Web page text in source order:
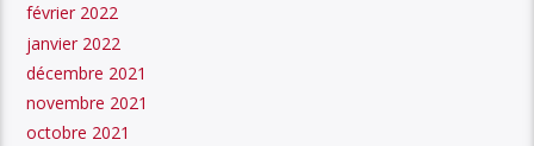
février 2022
janvier 2022
décembre 2021
novembre 2021
octobre 2021